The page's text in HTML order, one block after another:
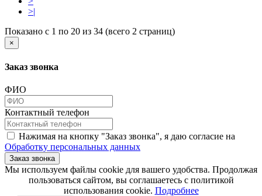
>|
Показано с 1 по 20 из 34 (всего 2 страниц)
×
Заказ звонка
ФИО
Контактный телефон
Нажимая на кнопку "Заказ звонка", я даю согласие на
Обработку персональных данных
Заказ звонка
​​​​​​​Мы используем файлы cookie для вашего удобства. Продолжая
пользоваться сайтом, вы соглашаетесь с политикой
использования cookie.​​​​​​​ Подробнее